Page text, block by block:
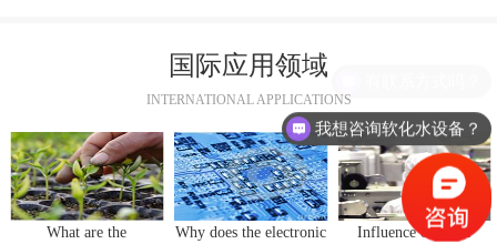
国际应用领域
INTERNATIONAL APPLICATIONS
What are the
Why does the electronic
Influence of water
我想咨询软化水设备？